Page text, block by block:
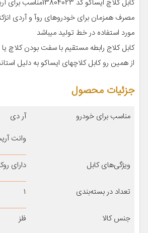
کابل کلاچ ایساکو کد 13804023مناسب برای آریسان میباشد
مصرف همزمان برای خودروهای روآ و آردی
مورد استفاده در خط تولید میباشد
کابل کلاج رابطه مستقیم با سفت بودن کلاچ یا
از همین رو کابل کلاچهای ایساکو به دلیل
جزئیات محصول
مناسب برای خودرو
آر دی
وانت
ویژگی‌های کابل دارای
تعداد در بسته‌بندی ۱
جنس کالا فلز